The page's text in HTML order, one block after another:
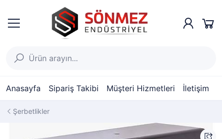
Anasayfa Sipariş Takibi Müşteri Hizmetleri İletişim
Şerbetlikler